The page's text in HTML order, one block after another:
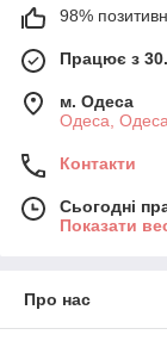
98%
Працює з
м. Одеса
Одеса,
Контакти
Сьогодні
Показати
Про нас